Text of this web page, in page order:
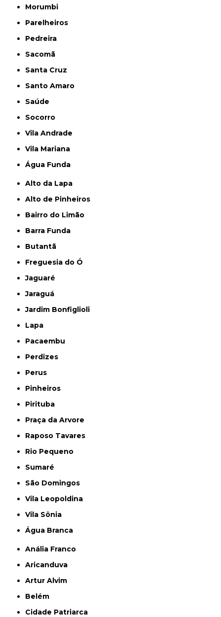
Morumbi
Parelheiros
Pedreira
Sacomã
Santa Cruz
Santo Amaro
Saúde
Socorro
Vila Andrade
Vila Mariana
Água Funda
Alto da Lapa
Alto de Pinheiros
Bairro do Limão
Barra Funda
Butantã
Freguesia do Ó
Jaguaré
Jaraguá
Jardim Bonfiglioli
Lapa
Pacaembu
Perdizes
Perus
Pinheiros
Pirituba
Praça da Arvore
Raposo Tavares
Rio Pequeno
Sumaré
São Domingos
Vila Leopoldina
Vila Sônia
Água Branca
Anália Franco
Aricanduva
Artur Alvim
Belém
Cidade Patriarca